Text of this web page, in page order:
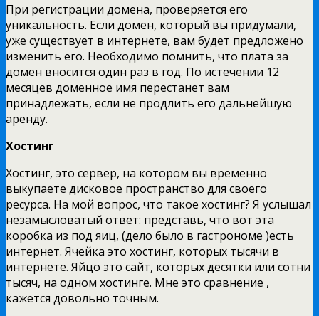
При регистрации домена, проверяется его
уникальность. Если домен, который вы придумали,
уже существует в интернете, вам будет предложено
изменить его. Необходимо помнить, что плата за
домен вносится один раз в год. По истечении 12
месяцев доменное имя перестанет вам
принадлежать, если не продлить его дальнейшую
аренду.
Хостинг
Хостинг, это сервер, на котором вы временно
выкупаете дисковое пространство для своего
ресурса. На мой вопрос, что такое хостинг? Я услышал
незамысловатый ответ: представь, что вот эта
коробка из под яиц, (дело было в гастрономе )есть
интернет. Ячейка это хостинг, которых тысячи в
интернете. Яйцо это сайт, которых десятки или сотни
тысяч, на одном хостинге. Мне это сравнение ,
кажется довольно точным.